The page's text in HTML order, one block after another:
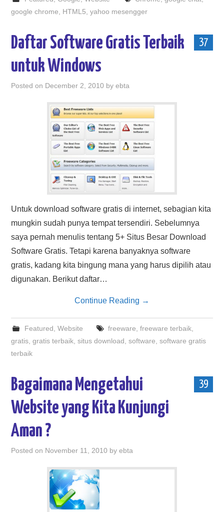
google chrome
HTML5 ,yahoo mesengger
37
Daftar Software Gratis Terbaik
untuk Windows
Posted on December 2, 2010 byebta
Untuk download software gratis di internet, sebagian kita
mungkin sudah punya tempat tersendiri. Sebelumnya
saya pernah menulis tentang 5+ Situs Besar Download
Software Gratis. Tetapi karena banyaknya software
gratis, kadang kita bingung mana yang harus dipilih atau
digunakan. Berikut daftar…
Continue Reading →
Featured Website freeware freeware terbaik,
gratis ,gratis terbaik ,situs download ,software ,software gratis
terbaik
39
Bagaimana Mengetahui
Website yang Kita Kunjungi
Aman ?
Posted on November 11, 2010 byebta